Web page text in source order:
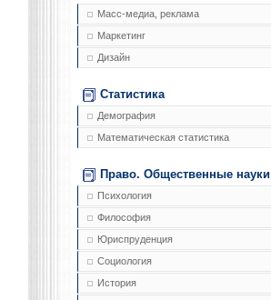
Масс-медиа, реклама
Маркетинг
Дизайн
Статистика
Демография
Математическая статистика
Право. Общественные науки
Психология
Философия
Юриспруденция
Социология
История